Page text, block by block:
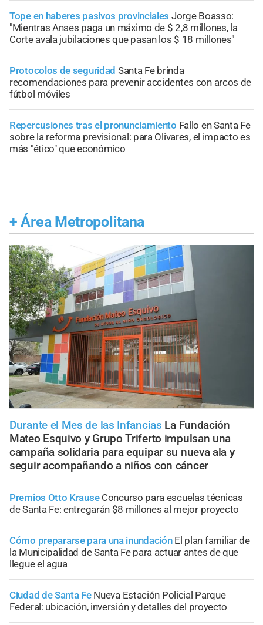
Tope en haberes pasivos provinciales Jorge Boasso:
"Mientras Anses paga un máximo de $ 2,8 millones, la
Corte avala jubilaciones que pasan los $ 18 millones"
Protocolos de seguridad Santa Fe brinda
recomendaciones para prevenir accidentes con arcos de
fútbol móviles
Repercusiones tras el pronunciamiento Fallo en Santa Fe
sobre la reforma previsional: para Olivares, el impacto es
más "ético" que económico
+ Área Metropolitana
Durante el Mes de las Infancias La Fundación
Mateo Esquivo y Grupo Triferto impulsan una
campaña solidaria para equipar su nueva ala y
seguir acompañando a niños con cáncer
Premios Otto Krause Concurso para escuelas técnicas
de Santa Fe: entregarán $8 millones al mejor proyecto
Cómo prepararse para una inundación El plan familiar de
la Municipalidad de Santa Fe para actuar antes de que
llegue el agua
Ciudad de Santa Fe Nueva Estación Policial Parque
Federal: ubicación, inversión y detalles del proyecto